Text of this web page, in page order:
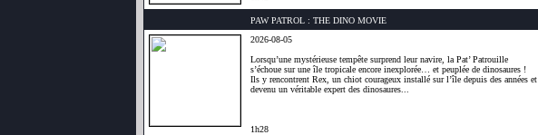
PAW PATROL : THE DINO MOVIE
2026-08-05
Lorsqu’une mystérieuse tempête surprend leur navire, la Pat’ Patrouille
s’échoue sur une île tropicale encore inexplorée… et peuplée de dinosaures !
Ils y rencontrent Rex, un chiot courageux installé sur l’île depuis des années et
devenu un véritable expert des dinosaures...
1h28